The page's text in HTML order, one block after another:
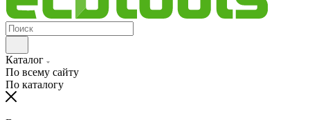
Каталог
По всему сайту
По каталогу